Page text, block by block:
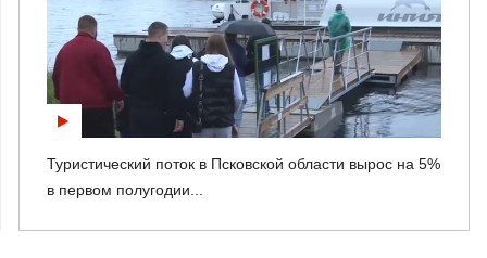
Туристический поток в Псковской области вырос на 5%
в первом полугодии...